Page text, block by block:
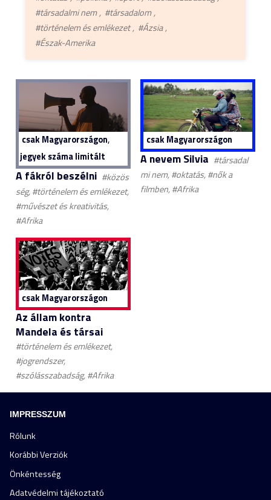
#társadalmi nem
#társadalom
#történelem és emlékezet
#Ázsia
#Észak-Amerika
csak Magyarországon,
jegyek száma limitált
A fákról beszélni #közös
ség, #történelem és emlékezet,
#művészet és kreativitás,
#Afrika
csak Magyarországon
A nevem Silvia #társadal
mi nem, #oktatás, #nők a
filmben, #Afrika
csak Magyarországon
Az állam kontra
Mandela és társai
#történelem és emlékezet,
#jogrendszer,
#szólásszabadság, #Afrika
IMPRESSZUM
Rólunk
Korábbi Verziók
Önkéntesség
Adatvédelmi tájékoztató